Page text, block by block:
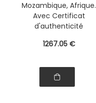
Mozambique, Afrique.
Avec Certificat
d'authenticité
1267.05 €